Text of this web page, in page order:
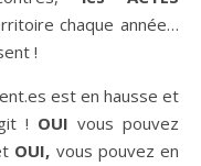
chaque année…
!
est en hausse et
! OUI vous pouvez
OUI, vous pouvez en